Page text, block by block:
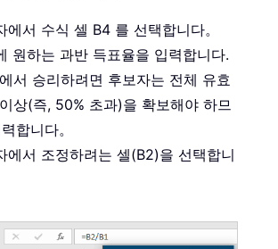
에서 수식 셀 B4 를 선택합니다。
원하는 과반 득표율을 입력합니다.
서 승리하려면 후보자는 전체 유효
상(즉, 50% 초과)을 확보해야 하므
합니다。
에서 조정하려는 셀(B2)을 선택합니